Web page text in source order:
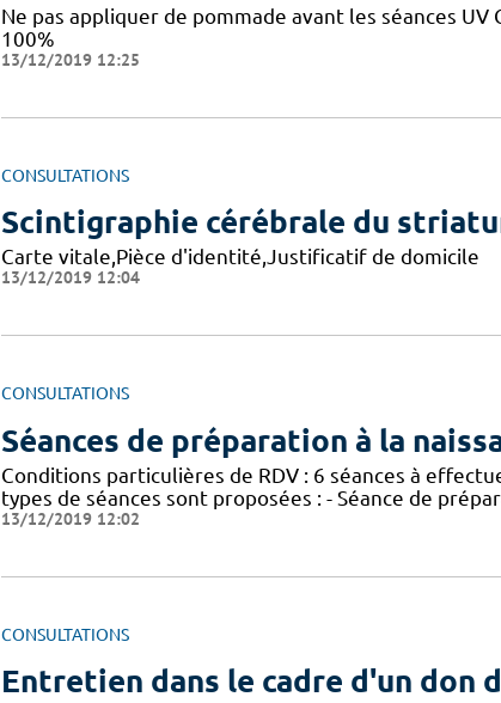
Ne pas appliquer de pommade avant les séances
100%
13/12/2019 12:25
CONSULTATIONS
Scintigraphie cérébrale du
Carte vitale,Pièce d'identité,Justificatif de domicile
13/12/2019 12:04
CONSULTATIONS
Séances de préparation à la
Conditions particulières de RDV : 6 séances à
types de séances sont proposées : - Séance de
13/12/2019 12:02
CONSULTATIONS
Entretien dans le cadre d'un don